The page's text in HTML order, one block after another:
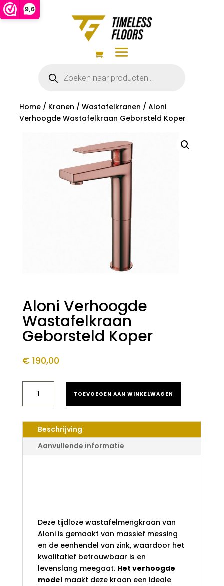
9,6
zoeken
Home/ Kranen / Wastafelkranen / Aloni
Verhoogde Wastafelkraan Geborsteld Koper
Aloni Verhoogde
Wastafelkraan
Geborsteld Koper
€190,00
VERHOOGDE
WASTAFELKRAAN
KOPER
AANTAL
TOEVOEGEN AAN WINKELWAGEN
Beschrijving
Aanvullende informatie
Deze tijdloze wastafelmengkraan van
Aloni is gemaakt van massief messing
en de eenhendel van zink, waardoor het
kwalitatief betrouwbaar is en
levenslang meegaat. Het verhoogde
modelmaakt deze kraan een ideale